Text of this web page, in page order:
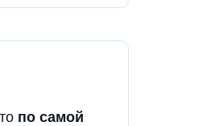
по самой